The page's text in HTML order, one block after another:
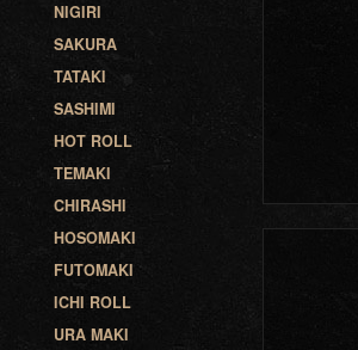
NIGIRI
SAKURA
TATAKI
SASHIMI
HOT ROLL
TEMAKI
CHIRASHI
HOSOMAKI
FUTOMAKI
ICHI ROLL
URA MAKI